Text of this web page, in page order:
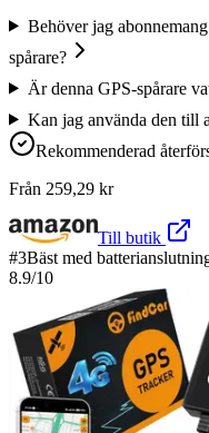
Behöver jag
spårare?
Är denna GPS-spårare
Kan jag använda den till
Rekommenderad
Från 259,29 kr
Till butik
#3Bäst med
8.9/10